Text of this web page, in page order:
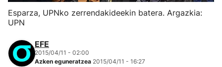
Esparza, UPNko zerrendakideekin batera. Argazkia:
UPN
EFE
2015/04/11 - 02:00
Azken eguneratzea 2015/04/11 - 16:27